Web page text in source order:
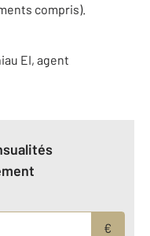
compris).
EI, agent
€